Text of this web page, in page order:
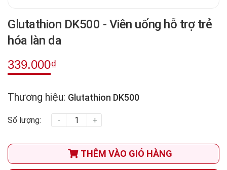
Glutathion DK500 - Viên uống hỗ trợ trẻ
hóa làn da
339.000₫
Thương hiệu: Glutathion DK500
Số lượng: - +
THÊM VÀO GIỎ HÀNG